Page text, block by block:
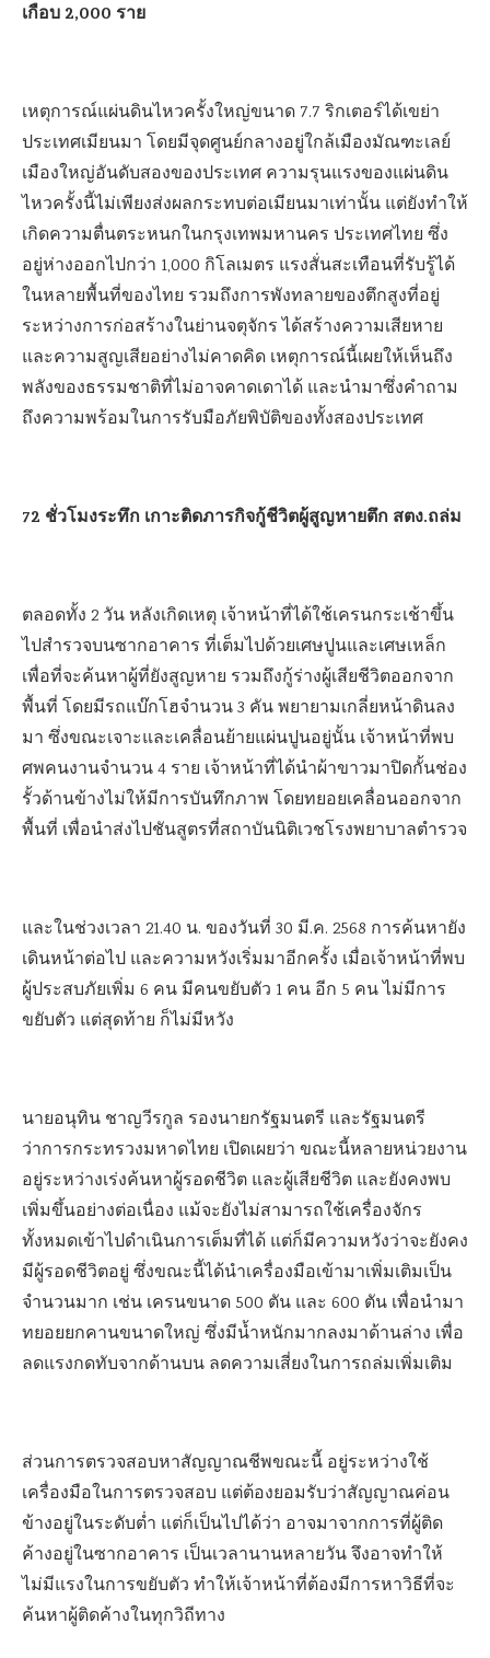
เกือบ 2,000 ราย
เหตุการณ์แผ่นดินไหวครั้งใหญ่ขนาด 7.7 ริกเตอร์ได้เขย่า
ประเทศเมียนมา โดยมีจุดศูนย์กลางอยู่ใกล้เมืองมัณฑะเลย์
เมืองใหญ่อันดับสองของประเทศ ความรุนแรงของแผ่นดิน
ไหวครั้งนี้ไม่เพียงส่งผลกระทบต่อเมียนมาเท่านั้น แต่ยังทำให้
เกิดความตื่นตระหนกในกรุงเทพมหานคร ประเทศไทย ซึ่ง
อยู่ห่างออกไปกว่า 1,000 กิโลเมตร แรงสั่นสะเทือนที่รับรู้ได้
ในหลายพื้นที่ของไทย รวมถึงการพังทลายของตึกสูงที่อยู่
ระหว่างการก่อสร้างในย่านจตุจักร ได้สร้างความเสียหาย
และความสูญเสียอย่างไม่คาดคิด เหตุการณ์นี้เผยให้เห็นถึง
พลังของธรรมชาติที่ไม่อาจคาดเดาได้ และนำมาซึ่งคำถาม
ถึงความพร้อมในการรับมือภัยพิบัติของทั้งสองประเทศ
72 ชั่วโมงระทึก เกาะติดภารกิจกู้ชีวิตผู้สูญหายตึก สตง.ถล่ม
ตลอดทั้ง 2 วัน หลังเกิดเหตุ เจ้าหน้าที่ได้ใช้เครนกระเช้าขึ้น
ไปสำรวจบนซากอาคาร ที่เต็มไปด้วยเศษปูนและเศษเหล็ก
เพื่อที่จะค้นหาผู้ที่ยังสูญหาย รวมถึงกู้ร่างผู้เสียชีวิตออกจาก
พื้นที่ โดยมีรถแบ๊กโฮจำนวน 3 คัน พยายามเกลี่ยหน้าดินลง
มา ซึ่งขณะเจาะและเคลื่อนย้ายแผ่นปูนอยู่นั้น เจ้าหน้าที่พบ
ศพคนงานจำนวน 4 ราย เจ้าหน้าที่ได้นำผ้าขาวมาปิดกั้นช่อง
รั้วด้านข้างไม่ให้มีการบันทึกภาพ โดยทยอยเคลื่อนออกจาก
พื้นที่ เพื่อนำส่งไปชันสูตรที่สถาบันนิติเวชโรงพยาบาลตำรวจ
และในช่วงเวลา 21.40 น. ของวันที่ 30 มี.ค. 2568 การค้นหายัง
เดินหน้าต่อไป และความหวังเริ่มมาอีกครั้ง เมื่อเจ้าหน้าที่พบ
ผู้ประสบภัยเพิ่ม 6 คน มีคนขยับตัว 1 คน อีก 5 คน ไม่มีการ
ขยับตัว แต่สุดท้าย ก็ไม่มีหวัง
นายอนุทิน ชาญวีรกูล รองนายกรัฐมนตรี และรัฐมนตรี
ว่าการกระทรวงมหาดไทย เปิดเผยว่า ขณะนี้หลายหน่วยงาน
อยู่ระหว่างเร่งค้นหาผู้รอดชีวิต และผู้เสียชีวิต และยังคงพบ
เพิ่มขึ้นอย่างต่อเนื่อง แม้จะยังไม่สามารถใช้เครื่องจักร
ทั้งหมดเข้าไปดำเนินการเต็มที่ได้ แต่ก็มีความหวังว่าจะยังคง
มีผู้รอดชีวิตอยู่ ซึ่งขณะนี้ได้นำเครื่องมือเข้ามาเพิ่มเติมเป็น
จำนวนมาก เช่น เครนขนาด 500 ตัน และ 600 ตัน เพื่อนำมา
ทยอยยกคานขนาดใหญ่ ซึ่งมีน้ำหนักมากลงมาด้านล่าง เพื่อ
ลดแรงกดทับจากด้านบน ลดความเสี่ยงในการถล่มเพิ่มเติม
ส่วนการตรวจสอบหาสัญญาณชีพขณะนี้ อยู่ระหว่างใช้
เครื่องมือในการตรวจสอบ แต่ต้องยอมรับว่าสัญญาณค่อน
ข้างอยู่ในระดับต่ำ แต่ก็เป็นไปได้ว่า อาจมาจากการที่ผู้ติด
ค้างอยู่ในซากอาคาร เป็นเวลานานหลายวัน จึงอาจทำให้
ไม่มีแรงในการขยับตัว ทำให้เจ้าหน้าที่ต้องมีการหาวิธีที่จะ
ค้นหาผู้ติดค้างในทุกวิถีทาง